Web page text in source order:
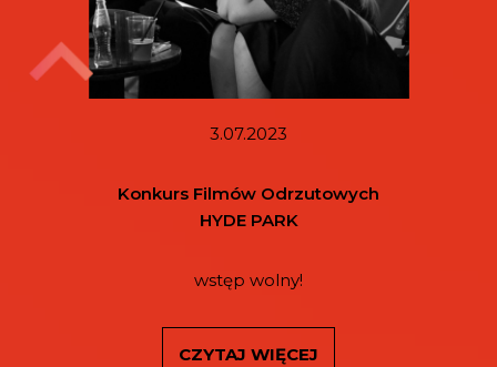
3.07.2023
Konkurs Filmów Odrzutowych
HYDE PARK
wstęp wolny!
CZYTAJ WIĘCEJ